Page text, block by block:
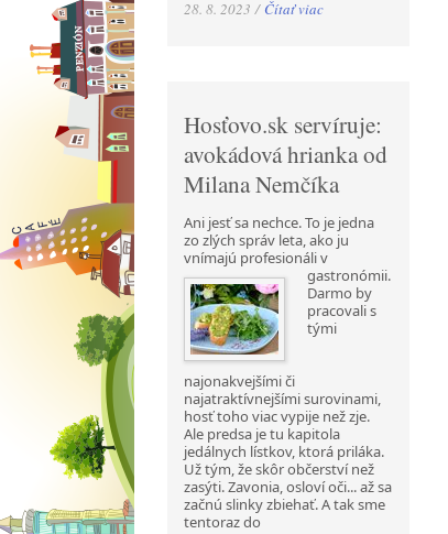
28. 8. 2023 / Čítať viac
Hosťovo.sk servíruje:
avokádová hrianka od
Milana Nemčíka
Ani jesť sa nechce. To je jedna
zo zlých správ leta, ako ju
vnímajú profesionáli v
gastronómii.
Darmo by
pracovali s
tými
najonakvejšími či
najatraktívnejšími surovinami,
hosť toho viac vypije než zje.
Ale predsa je tu kapitola
jedálnych lístkov, ktorá priláka.
Už tým, že skôr občerství než
zasýti. Zavonia, osloví oči... až sa
začnú slinky zbiehať. A tak sme
tentoraz do